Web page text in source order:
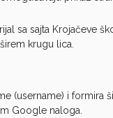
sa sajta Krojačeve
krugu lica.
(username) i formira
Google naloga.